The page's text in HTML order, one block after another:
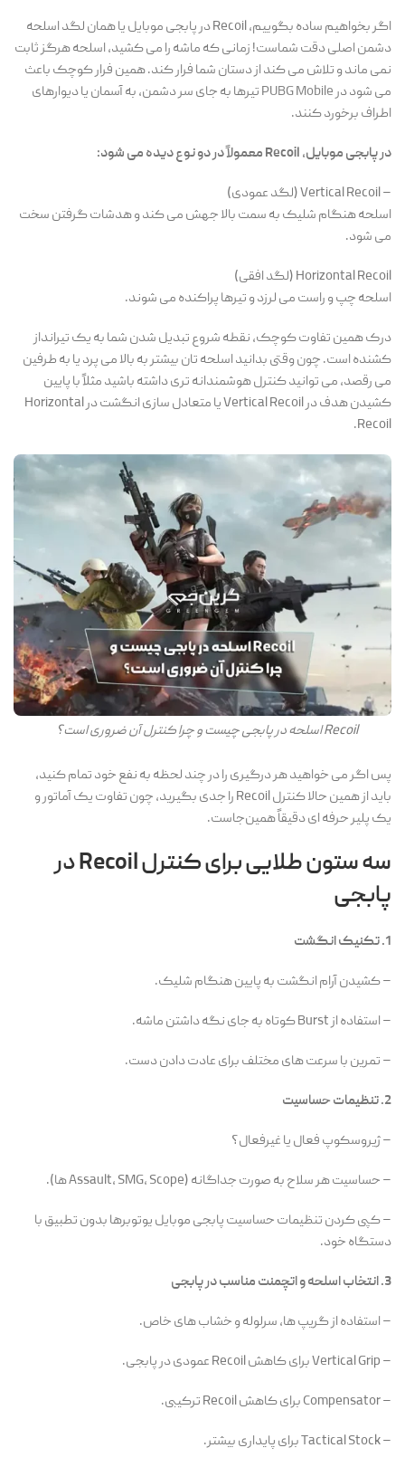
اگر بخواهیم ساده بگوییم، Recoil در پابجی موبایل یا همان لگد اسلحه
دشمن اصلی دقت شماست! زمانی که ماشه را می کشید، اسلحه هرگز ثابت
نمی ماند و تلاش می کند از دستان شما فرار کند. همین فرار کوچک باعث
می شود درPUBG Mobileتیرها به جای سر دشمن، به آسمان یا دیوارهای
اطراف برخورد کنند.
در پابجی موبایل، Recoil معمولاً در دو نوع دیده می شود:
– Vertical Recoil (لگد عمودی)
اسلحه هنگام شلیک به سمت بالا جهش می کند و هدشات گرفتن سخت
می شود.
Horizontal Recoil (لگد افقی)
اسلحه چپ و راست می لرزد و تیرها پراکنده می شوند.
درک همین تفاوت کوچک، نقطه شروع تبدیل شدن شما به یک تیرانداز
کشنده است. چون وقتی بدانید اسلحه تان بیشتر به بالا می پرد یا به طرفین
می رقصد، می توانید کنترل هوشمندانه تری داشته باشید مثلاً با پایین
کشیدن هدف در Vertical Recoil یا متعادل سازی انگشت در Horizontal
Recoil.
Recoil اسلحه در پابجی چیست و چرا کنترل آن ضروری است؟
پس اگر می خواهید هر درگیری را در چند لحظه به نفع خود تمام کنید،
باید از همین حالا کنترل Recoil را جدی بگیرید، چون تفاوت یک آماتور و
یک پلیر حرفه ای دقیقاً همین‌جاست.
سه ستون طلایی برای کنترل Recoil در
پابجی
1. تکنیک انگشت
– کشیدن آرام انگشت به پایین هنگام شلیک.
– استفاده از Burst کوتاه به جای نگه داشتن ماشه.
– تمرین با سرعت های مختلف برای عادت دادن دست.
2. تنظیمات حساسیت
– ژیروسکوپ فعال یا غیرفعال؟
– حساسیت هر سلاح به صورت جداگانه (Assault, SMG, Scope ها).
– کپی کردن تنظیمات حساسیت پابجی موبایل یوتوبرها بدون تطبیق با
دستگاه خود.
3. انتخاب اسلحه و اتچمنت مناسب در پابجی
– استفاده از گریپ ها، سرلوله و خشاب های خاص.
– Vertical Grip برای کاهش Recoil عمودی در پابجی.
– Compensator برای کاهش Recoil ترکیبی.
– Tactical Stock برای پایداری بیشتر.